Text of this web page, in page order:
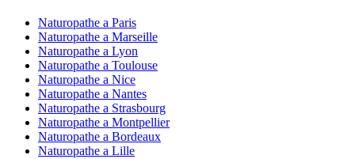
Naturopathe a Paris
Naturopathe a Marseille
Naturopathe a Lyon
Naturopathe a Toulouse
Naturopathe a Nice
Naturopathe a Nantes
Naturopathe a Strasbourg
Naturopathe a Montpellier
Naturopathe a Bordeaux
Naturopathe a Lille